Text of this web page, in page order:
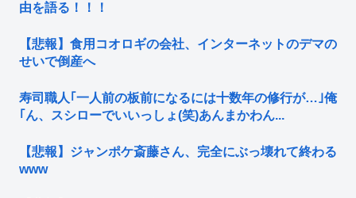
由を語る！！！
【悲報】食用コオロギの会社、インターネットのデマの
せいで倒産へ
寿司職人｢一人前の板前になるには十数年の修行が…｣俺
｢ん、スシローでいいっしょ(笑)あんまかわん...
【悲報】ジャンポケ斎藤さん、完全にぶっ壊れて終わる
www